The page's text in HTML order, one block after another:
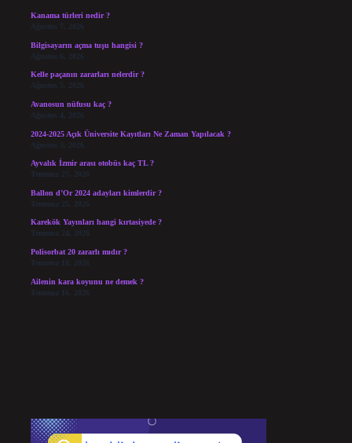
Kanama türleri nedir ?
Ağustos 7, 2026
Bilgisayarın açma tuşu hangisi ?
Ağustos 6, 2026
Kelle paçanın zararları nelerdir ?
Ağustos 5, 2026
Avanosun nüfusu kaç ?
Ağustos 4, 2026
2024-2025 Açık Üniversite Kayıtları Ne Zaman Yapılacak ?
Ağustos 3, 2026
Ayvalık İzmir arası otobüs kaç TL ?
Temmuz 27, 2026
Ballon d’Or 2024 adayları kimlerdir ?
Temmuz 25, 2026
Karekök Yayınları hangi kırtasiyede ?
Temmuz 24, 2026
Polisorbat 20 zararlı mıdır ?
Temmuz 18, 2026
Ailenin kara koyunu ne demek ?
Temmuz 16, 2026